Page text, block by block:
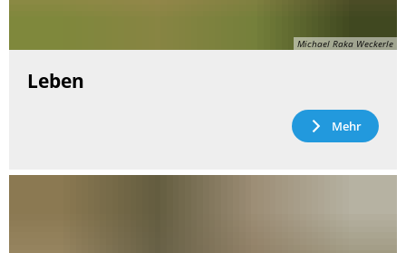
Michael Raka Weckerle
Leben
Mehr